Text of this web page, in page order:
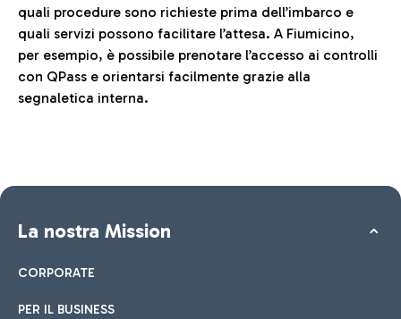
quali procedure sono richieste prima dell’imbarco e
quali servizi possono facilitare l’attesa. A Fiumicino,
per esempio, è possibile prenotare l’accesso ai controlli
con QPass e orientarsi facilmente grazie alla
segnaletica interna.
La nostra Mission
CORPORATE
PER IL BUSINESS